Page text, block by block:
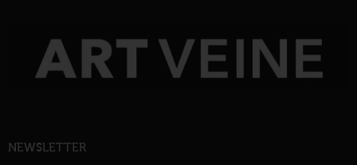
NEWSLETTER